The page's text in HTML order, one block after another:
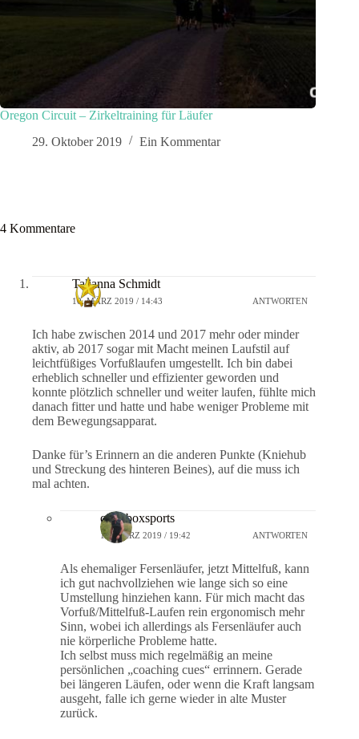
Oregon Circuit – Zirkeltraining für Läufer
29. Oktober 2019
Ein Kommentar
4 Kommentare
Talianna Schmidt
10. MÄRZ 2019 / 14:43 ANTWORTEN
Ich habe zwischen 2014 und 2017 mehr oder minder
aktiv, ab 2017 sogar mit Macht meinen Laufstil auf
leichtfüßiges Vorfußlaufen umgestellt. Ich bin dabei
erheblich schneller und effizienter geworden und
konnte plötzlich schneller und weiter laufen, fühlte mich
danach fitter und hatte und habe weniger Probleme mit
dem Bewegungsapparat.
Danke für’s Erinnern an die anderen Punkte (Kniehub
und Streckung des hinteren Beines), auf die muss ich
mal achten.
crossboxsports
10. MÄRZ 2019 / 19:42 ANTWORTEN
Als ehemaliger Fersenläufer, jetzt Mittelfuß, kann
ich gut nachvollziehen wie lange sich so eine
Umstellung hinziehen kann. Für mich macht das
Vorfuß/Mittelfuß-Laufen rein ergonomisch mehr
Sinn, wobei ich allerdings als Fersenläufer auch
nie körperliche Probleme hatte.
Ich selbst muss mich regelmäßig an meine
persönlichen „coaching cues“ errinnern. Gerade
bei längeren Läufen, oder wenn die Kraft langsam
ausgeht, falle ich gerne wieder in alte Muster
zurück.